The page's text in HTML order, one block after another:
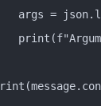
args =